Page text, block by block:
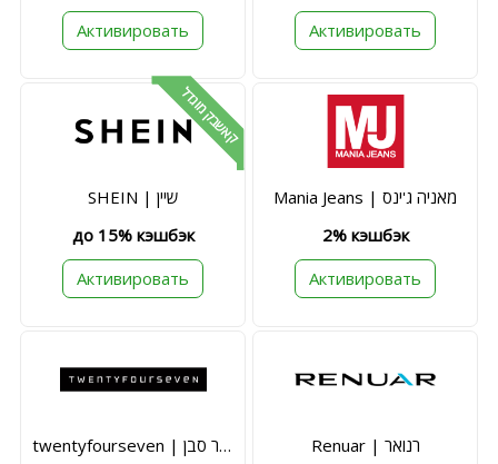
Активировать
Активировать
קאשבק מוגדל
SHEIN | שיין
до 15% кэшбэк
Активировать
Mania Jeans | מאניה ג'ינס
2% кэшбэк
Активировать
twentyfourseven | טוונטי פור סבן
Renuar | רנואר